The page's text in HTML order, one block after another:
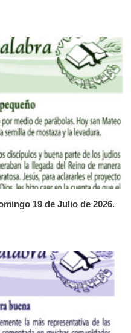
19 de Julio de 2026.